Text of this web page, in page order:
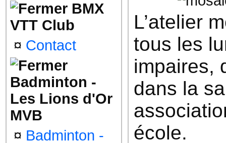
BMX
VTT Club
¤ Contact
Badminton -
Les Lions d'Or
MVB
¤ Badminton -
L’atelier
tous les
impaires,
dans la
école.